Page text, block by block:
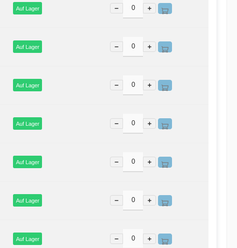
Auf Lager − +
Auf Lager − +
Auf Lager − +
Auf Lager − +
Auf Lager − +
Auf Lager − +
Auf Lager − +